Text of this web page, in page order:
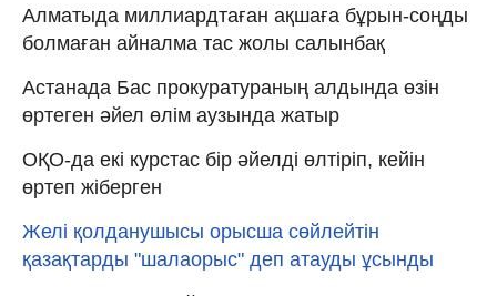
Алматыда миллиардтаған ақшаға бұрын-соңды
болмаған айналма тас жолы салынбақ
Астанада Бас прокуратураның алдында өзін
өртеген әйел өлім аузында жатыр
ОҚО-да екі курстас бір әйелді өлтіріп, кейін
өртеп жіберген
Желі қолданушысы орысша сөйлейтін
қазақтарды "шалаорыс" деп атауды ұсынды